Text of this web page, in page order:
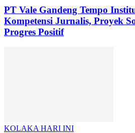
PT Vale Gandeng Tempo
Kompetensi Jurnalis, Proyek
Progres Positif
KOLAKA HARI INI